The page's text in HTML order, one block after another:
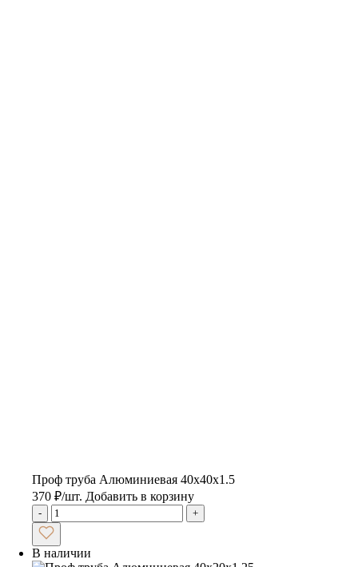
Проф труба Алюминиевая 40х40х1.5
370 ₽/шт. Добавить в корзину
- +
В наличии